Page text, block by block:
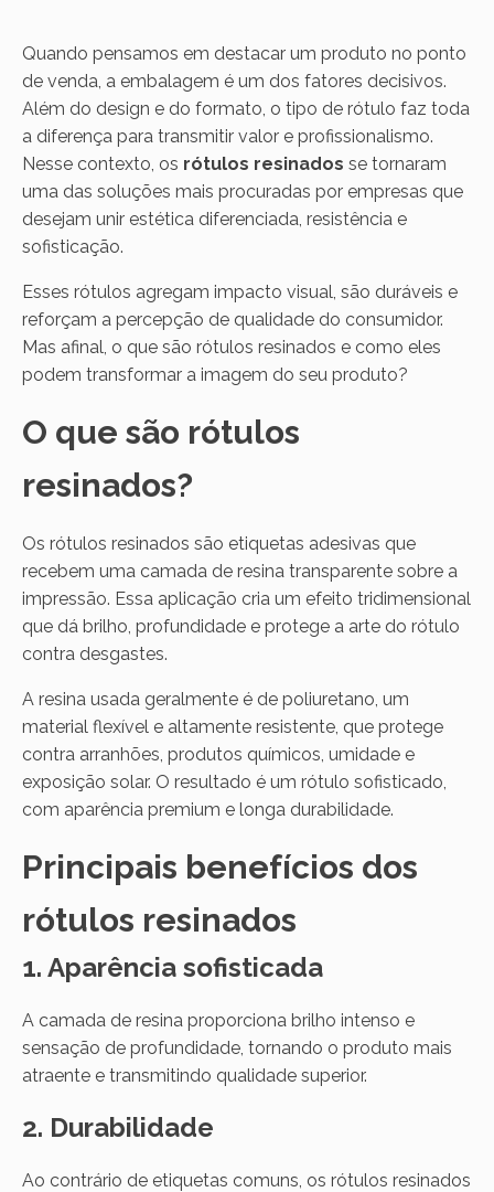
Quando pensamos em destacar um produto no ponto
de venda, a embalagem é um dos fatores decisivos.
Além do design e do formato, o tipo de rótulo faz toda
a diferença para transmitir valor e profissionalismo.
Nesse contexto, os rótulos resinados se tornaram
uma das soluções mais procuradas por empresas que
desejam unir estética diferenciada, resistência e
sofisticação.
Esses rótulos agregam impacto visual, são duráveis e
reforçam a percepção de qualidade do consumidor.
Mas afinal, o que são rótulos resinados e como eles
podem transformar a imagem do seu produto?
O que são rótulos
resinados?
Os rótulos resinados são etiquetas adesivas que
recebem uma camada de resina transparente sobre a
impressão. Essa aplicação cria um efeito tridimensional
que dá brilho, profundidade e protege a arte do rótulo
contra desgastes.
A resina usada geralmente é de poliuretano, um
material flexível e altamente resistente, que protege
contra arranhões, produtos químicos, umidade e
exposição solar. O resultado é um rótulo sofisticado,
com aparência premium e longa durabilidade.
Principais benefícios dos
rótulos resinados
1. Aparência sofisticada
A camada de resina proporciona brilho intenso e
sensação de profundidade, tornando o produto mais
atraente e transmitindo qualidade superior.
2. Durabilidade
Ao contrário de etiquetas comuns, os rótulos resinados